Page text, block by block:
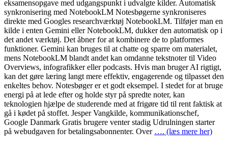
eksamensopgave med udgangspunkt i udvalgte kilder. Automatisk
synkronisering med NotebookLM Notesbøgerne synkroniseres
direkte med Googles researchværktøj NotebookLM. Tilføjer man en
kilde i enten Gemini eller NotebookLM, dukker den automatisk op i
det andet værktøj. Det åbner for at kombinere de to platformes
funktioner. Gemini kan bruges til at chatte og sparre om materialet,
mens NotebookLM blandt andet kan omdanne tekstnoter til Video
Overviews, infografikker eller podcasts. Hvis man bruger AI rigtigt,
kan det gøre læring langt mere effektiv, engagerende og tilpasset den
enkeltes behov. Notesbøger er et godt eksempel. I stedet for at bruge
energi på at lede efter og holde styr på spredte noter, kan
teknologien hjælpe de studerende med at frigøre tid til rent faktisk at
gå i kødet på stoffet. Jesper Vangkilde, kommunikationschef,
Google Danmark Gratis brugere venter stadig Udrulningen starter
på webudgaven for betalingsabonnenter. Over …. (læs mere her)